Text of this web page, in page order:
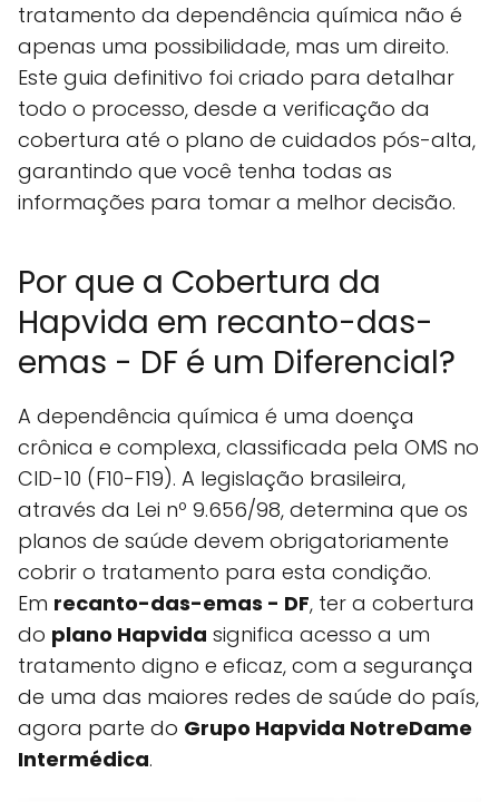
tratamento da dependência química não é
apenas uma possibilidade, mas um direito.
Este guia definitivo foi criado para detalhar
todo o processo, desde a verificação da
cobertura até o plano de cuidados pós-alta,
garantindo que você tenha todas as
informações para tomar a melhor decisão.
Por que a Cobertura da
Hapvida em recanto-das-
emas - DF é um Diferencial?
A dependência química é uma doença
crônica e complexa, classificada pela OMS no
CID-10 (F10-F19). A legislação brasileira,
através da Lei nº 9.656/98, determina que os
planos de saúde devem obrigatoriamente
cobrir o tratamento para esta condição.
Em recanto-das-emas - DF, ter a cobertura
do plano Hapvida significa acesso a um
tratamento digno e eficaz, com a segurança
de uma das maiores redes de saúde do país,
agora parte do Grupo Hapvida NotreDame
Intermédica.